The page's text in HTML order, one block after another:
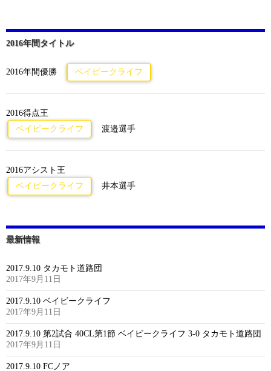
2016年間タイトル
2016年間優勝 ベイビークライフ
2016得点王
ベイビークライフ
渡邉選手
2016アシスト王
ベイビークライフ
井本選手
最新情報
2017.9.10 タカモト道路団
2017年9月11日
2017.9.10 ベイビークライフ
2017年9月11日
2017.9.10 第2試合 40CL第1節 ベイビークライフ 3-0 タカモト道路団
2017年9月11日
2017.9.10 FCノア